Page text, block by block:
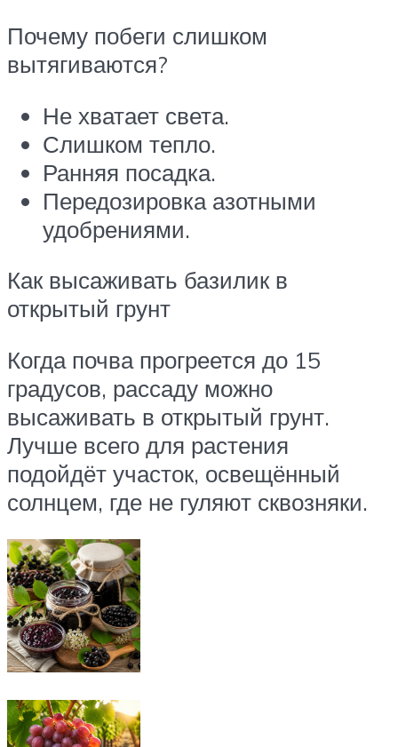
Почему побеги слишком
вытягиваются?
Не хватает света.
Слишком тепло.
Ранняя посадка.
Передозировка азотными
удобрениями.
Как высаживать базилик в
открытый грунт
Когда почва прогреется до 15
градусов, рассаду можно
высаживать в открытый грунт.
Лучше всего для растения
подойдёт участок, освещённый
солнцем, где не гуляют сквозняки.